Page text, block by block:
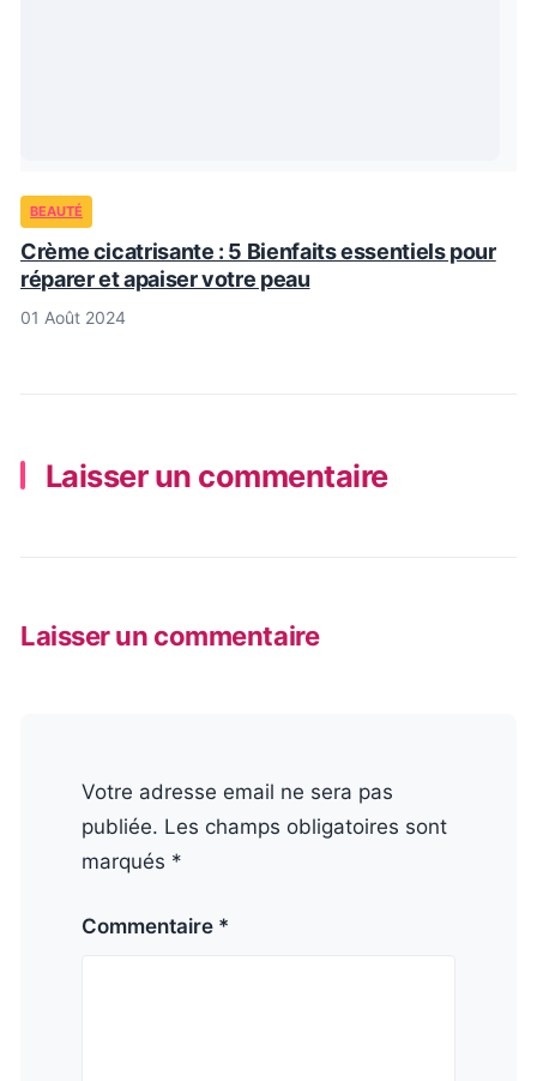
BEAUTÉ
Crème cicatrisante : 5 Bienfaits essentiels pour
réparer et apaiser votre peau
01 Août 2024
Laisser un commentaire
Laisser un commentaire
Votre adresse email ne sera pas
publiée. Les champs obligatoires sont
marqués *
Commentaire *